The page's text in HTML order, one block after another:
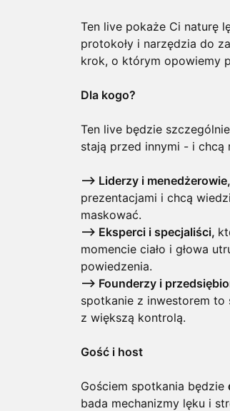
Ten live pokaże Ci naturę
protokoły i narzędzia do
krok, o którym opowiemy
Dla kogo?
Ten live będzie
stają przed innymi - i chcą
--> Liderzy i menedżerowie,
prezentacjami i chcą
maskować.
--> Eksperci i specjaliści,
momencie ciało i głowa
powiedzenia.
--> Founderzy i
spotkanie z inwestorem
z większą kontrolą.
Gość i host
Gościem spotkania będzie
bada mechanizmy lęku i